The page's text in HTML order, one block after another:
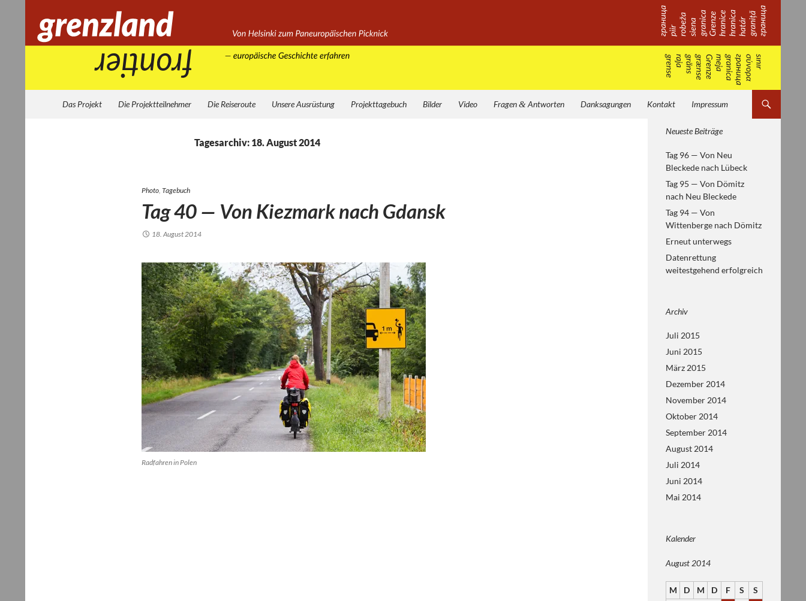
Grenzland
Das Projekt Die Projektteilnehmer Die Reiseroute Unsere Ausrüstung Projekttagebuch Bilder Video Fragen&Antworten Danksagungen Kontakt Impressum
Tagesarchiv: 18. August 2014
Photo, Tagebuch
Tag 40 — Von Kiezmark nach Gdansk
18. August 2014
Rad­fah­ren in Polen
Von Helsinki zum
europäische Geschichte
erfahren
Neueste Beiträge
Tag 96 — Von Neu
Bleckede nach Lübeck
Tag 95 — Von Dömitz
nach Neu Bleckede
Tag 94 — Von
Wittenberge nach Dömitz
Erneut unterwegs
Datenrettung
weitestgehend erfolgreich
Archiv
Juli 2015
Juni 2015
März 2015
Dezember 2014
November 2014
Oktober 2014
September 2014
August 2014
Juli 2014
Juni 2014
Mai 2014
Kalender
August 2014
M D M D F S
S